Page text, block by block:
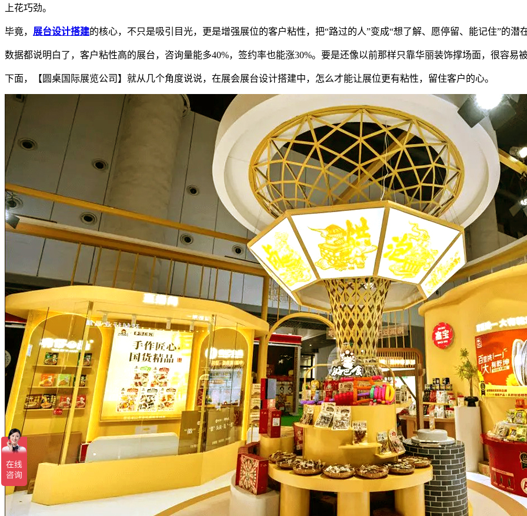
上花巧劲。
毕竟， 展台设计搭建的核心，不只是吸引目光，更是增强展位的客户粘性，把“路过的人”变成“想了解、愿停留、能记住”的潜
数据都说明白了，客户粘性高的展台，咨询量能多40%，签约率也能涨30%。要是还像以前那样只靠华丽装饰撑场面，很容易
下面，【圆桌国际展览公司】就从几个角度说说，在展会展台设计搭建中，怎么才能让展位更有粘性，留住客户的心。